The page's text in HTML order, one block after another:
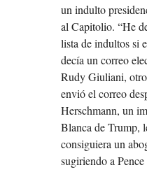
un indulto
al Capitolio. “He
lista de indultos si
decía un correo
Rudy Giuliani,
envió el correo
Herschmann, un
Blanca de Trump,
consiguiera un
sugiriendo a